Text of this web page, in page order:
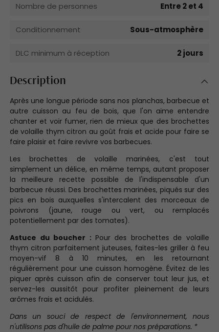
Description
Après une longue période sans nos planchas, barbecue et
autre cuisson au feu de bois, que l'on aime entendre
chanter et voir fumer, rien de mieux que des brochettes
de volaille thym citron au goût frais et acide pour faire se
faire plaisir et faire revivre vos barbecues.
Les brochettes de volaille marinées, c'est tout
simplement un délice, en même temps, autant proposer
la meilleure recette possible de l'indispensable d'un
barbecue réussi. Des brochettes marinées, piqués sur des
pics en bois auxquelles s'intercalent des morceaux de
poivrons (jaune, rouge ou vert, ou remplacés
potentiellement par des tomates).
Astuce du boucher : Pour des brochettes de volaille
thym citron parfaitement juteuses, faites-les griller à feu
moyen-vif 8 à 10 minutes, en les retournant
régulièrement pour une cuisson homogène. Évitez de les
piquer après cuisson afin de conserver tout leur jus, et
servez-les aussitôt pour profiter pleinement de leurs
arômes frais et acidulés.
Dans un souci de respect de l'environnement, nous
n'utilisons pas d'huile de palme pour nos préparations. *
Nombre de personnes Entre 2 et 4
Conditionnement Sous-atmosphère
DLC minimum à réception 2 jours